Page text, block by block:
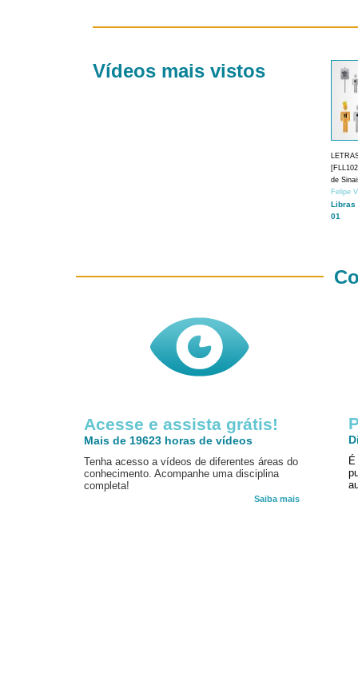
Vídeos mais vistos
de
Felipe
Libras
01
Acesse e assista grátis!
Mais de 19623 horas de vídeos
Tenha acesso a vídeos de diferentes áreas do
conhecimento. Acompanhe uma disciplina
completa!
Saiba mais